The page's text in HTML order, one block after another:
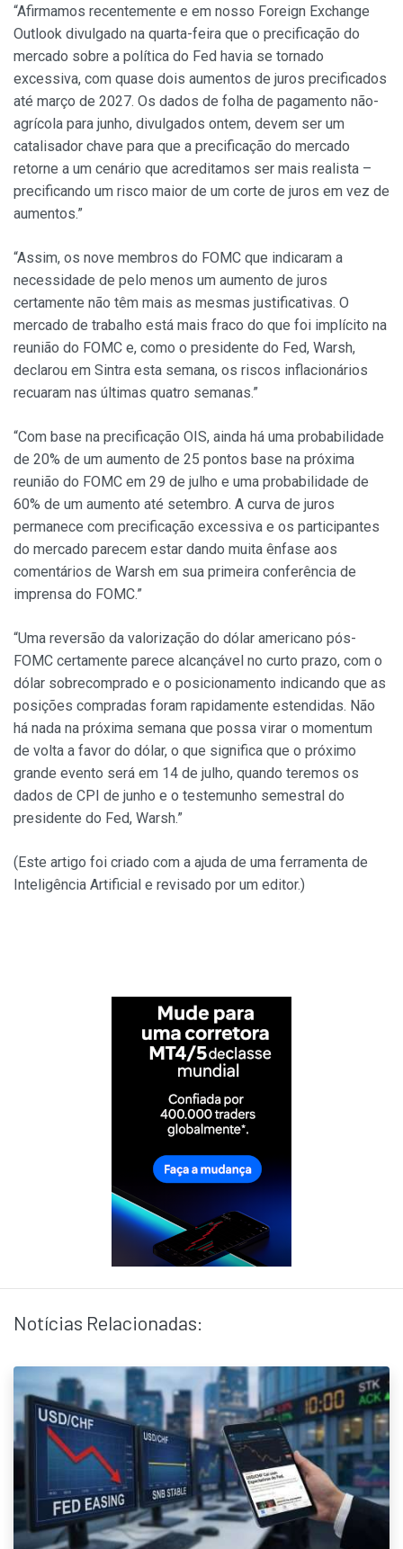
“Afirmamos recentemente e em nosso Foreign Exchange
Outlook divulgado na quarta-feira que o precificação do
mercado sobre a política do Fed havia se tornado
excessiva, com quase dois aumentos de juros precificados
até março de 2027. Os dados de folha de pagamento não-
agrícola para junho, divulgados ontem, devem ser um
catalisador chave para que a precificação do mercado
retorne a um cenário que acreditamos ser mais realista –
precificando um risco maior de um corte de juros em vez de
aumentos.”
“Assim, os nove membros do FOMC que indicaram a
necessidade de pelo menos um aumento de juros
certamente não têm mais as mesmas justificativas. O
mercado de trabalho está mais fraco do que foi implícito na
reunião do FOMC e, como o presidente do Fed, Warsh,
declarou em Sintra esta semana, os riscos inflacionários
recuaram nas últimas quatro semanas.”
“Com base na precificação OIS, ainda há uma probabilidade
de 20% de um aumento de 25 pontos base na próxima
reunião do FOMC em 29 de julho e uma probabilidade de
60% de um aumento até setembro. A curva de juros
permanece com precificação excessiva e os participantes
do mercado parecem estar dando muita ênfase aos
comentários de Warsh em sua primeira conferência de
imprensa do FOMC.”
“Uma reversão da valorização do dólar americano pós-
FOMC certamente parece alcançável no curto prazo, com o
dólar sobrecomprado e o posicionamento indicando que as
posições compradas foram rapidamente estendidas. Não
há nada na próxima semana que possa virar o momentum
de volta a favor do dólar, o que significa que o próximo
grande evento será em 14 de julho, quando teremos os
dados de CPI de junho e o testemunho semestral do
presidente do Fed, Warsh.”
(Este artigo foi criado com a ajuda de uma ferramenta de
Inteligência Artificial e revisado por um editor.)
Notícias Relacionadas: